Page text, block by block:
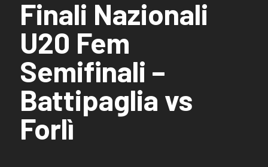
Finali Nazionali
U20 Fem
Semifinali –
Battipaglia vs
Forlì